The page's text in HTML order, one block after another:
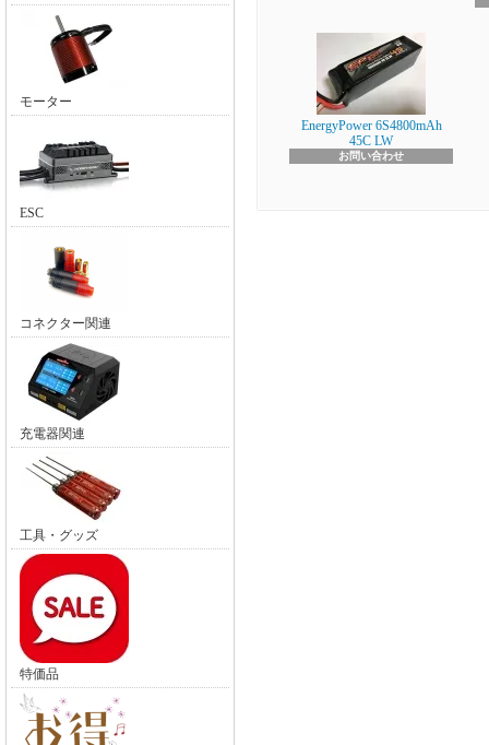
モーター
ESC
コネクター関連
充電器関連
工具・グッズ
特価品
EnergyPower 6S4800mAh
45C LW
お問い合わせ